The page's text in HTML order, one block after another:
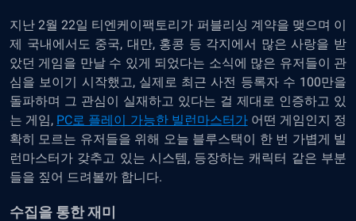
지난 2월 22일 티엔케이팩토리가 퍼블리싱 계약을 맺으며 이
제 국내에서도 중국, 대만, 홍콩 등 각지에서 많은 사랑을 받
았던 게임을 만날 수 있게 되었다는 소식에 많은 유저들이 관
심을 보이기 시작했고, 실제로 최근 사전 등록자 수 100만을
돌파하며 그 관심이 실재하고 있다는 걸 제대로 인증하고 있
는 게임, PC로 플레이 가능한 빌런마스터가어떤 게임인지 정
확히 모르는 유저들을 위해 오늘 블루스택이 한 번 가볍게 빌
런마스터가 갖추고 있는 시스템, 등장하는 캐릭터 같은 부분
들을 짚어 드려볼까 합니다.
수집을 통한 재미